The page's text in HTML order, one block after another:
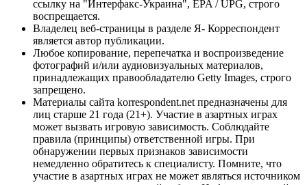
ссылку на "Интерфакс-Украина", EPA / UPG, строго
воспрещается.
Владелец веб-страницы в разделе Я- Корреспондент
является автор публикации.
Любое копирование, перепечатка и воспроизведение
фотографий и/или аудиовизуальных материалов,
принадлежащих правообладателю Getty Images, строго
запрещено.
Материалы сайта korrespondent.net предназначены для
лиц старше 21 года (21+). Участие в азартных играх
может вызвать игровую зависимость. Соблюдайте
правила (принципы) ответственной игры. При
обнаружении первых признаков зависимости
немедленно обратитесь к специалисту. Помните, что
участие в азартных играх не может являться источником